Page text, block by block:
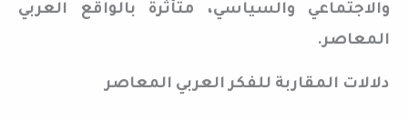
والاجتماعي والسياسي، متأثرة بالواقع العربي
المعاصر.
دلالات المقاربة للفكر العربي المعاصر